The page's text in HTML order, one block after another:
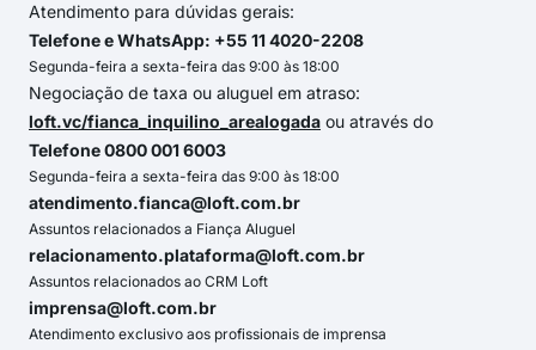
Atendimento para dúvidas gerais:
Telefone e WhatsApp: +55 11 4020-2208
Segunda-feira a sexta-feira das 9:00 às 18:00
Negociação de taxa ou aluguel em atraso:
loft.vc/fianca_inquilino_arealogada ou através do
Telefone 0800 001 6003
Segunda-feira a sexta-feira das 9:00 às 18:00
atendimento.fianca@loft.com.br
Assuntos relacionados a Fiança Aluguel
relacionamento.plataforma@loft.com.br
Assuntos relacionados ao CRM Loft
imprensa@loft.com.br
Atendimento exclusivo aos profissionais de imprensa